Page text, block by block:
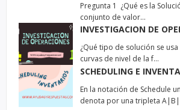
Pregunta 1 ¿Qué es la
conjunto de valor…
INVESTIGACION DE
¿Qué tipo de solución se
curvas de nivel de la f…
SCHEDULING E
En la notación de Schedule
denota por una tripleta